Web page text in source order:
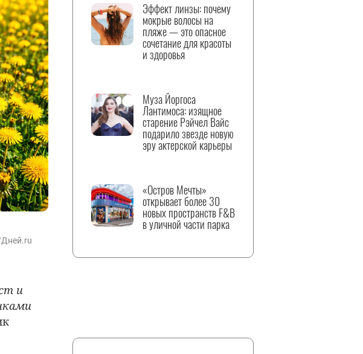
и
Эффект линзы: почему
мокрые волосы на
пляже — это опасное
сочетание для красоты
и здоровья
Муза Йоргоса
Лантимоса: изящное
старение Рэйчел Вайс
подарило звезде новую
эру актерской карьеры
«Остров Мечты»
открывает более 30
новых пространств F&B
в уличной части парка